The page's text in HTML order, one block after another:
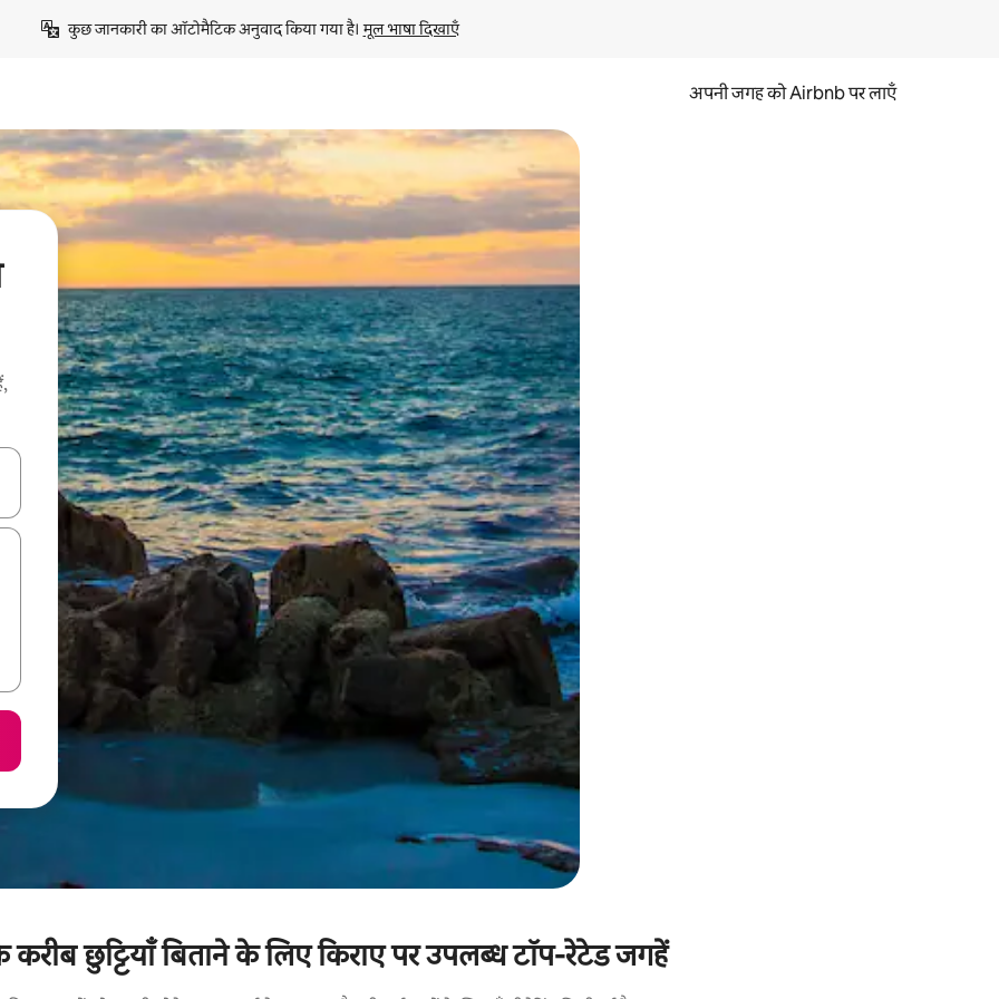
कुछ जानकारी का ऑटोमैटिक अनुवाद किया गया है। मूल भाषा दिखाएँ
अपनी जगह को Airbnb पर लाएँ
नेविगेट करें या टच या फिर स्वाइप जेस्चर का इस्तेमाल करके एक्सप्लोर करें।
छुट्टियाँ बिताने के लिए किराए पर उपलब्ध टॉप-रेटेड जगहें